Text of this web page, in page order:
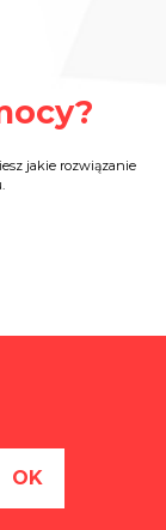
jakie rozwiązanie